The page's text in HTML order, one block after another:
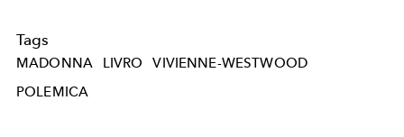
Tags
MADONNA LIVRO
VIVIENNE-WESTWOOD
POLEMICA